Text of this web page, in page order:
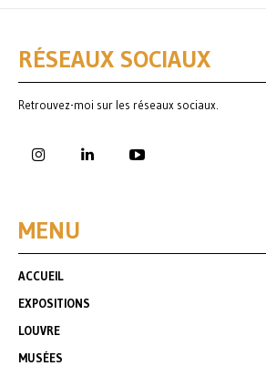
RÉSEAUX SOCIAUX
Retrouvez-moi sur les réseaux sociaux.
MENU
ACCUEIL
EXPOSITIONS
LOUVRE
MUSÉES